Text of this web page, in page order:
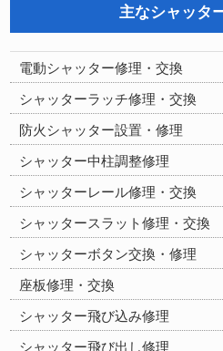
主なシャッタ
電動シャッター修理・交換
シャッターラッチ修理・交換
防火シャッター設置・修理
シャッター中柱調整修理
シャッターレール修理・交換
シャッタースラット修理・交換
シャッターボタン交換・修理
座板修理・交換
シャッター飛び込み修理
シャッター飛び出し修理